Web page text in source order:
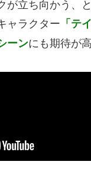
が立ち向かう、
ャラクター 「テ
ーンにも期待が高